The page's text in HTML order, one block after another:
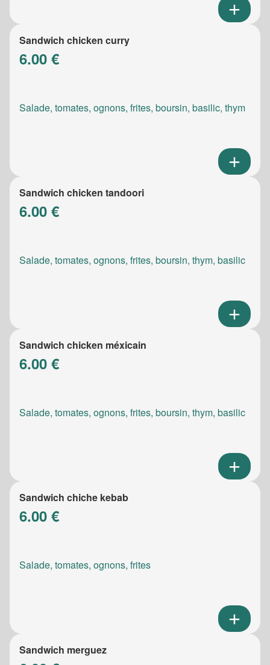
Sandwich chicken curry
6.00 €
Salade, tomates, ognons, frites, boursin, basilic, thym
Sandwich chicken tandoori
6.00 €
Salade, tomates, ognons, frites, boursin, thym, basilic
Sandwich chicken méxicain
6.00 €
Salade, tomates, ognons, frites, boursin, thym, basilic
Sandwich chiche kebab
6.00 €
Salade, tomates, ognons, frites
Sandwich merguez